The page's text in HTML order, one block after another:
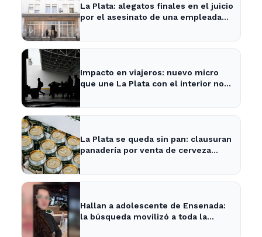
La Plata: alegatos finales en el juicio
por el asesinato de una empleada
Impacto en viajeros: nuevo micro
que une La Plata con el interior no
La Plata se queda sin pan: clausuran
panadería por venta de cerveza
Hallan a adolescente de Ensenada:
la búsqueda movilizó a toda la